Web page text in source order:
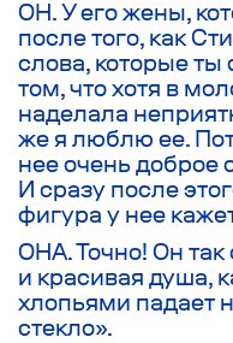
ОН. У его жены,
после того, как
слова, которые ты
том, что хотя в
наделала
же я люблю ее.
нее очень доброе
И сразу после
фигура у нее
ОНА. Точно! Он
и красивая душа,
хлопьями падает
стекло».